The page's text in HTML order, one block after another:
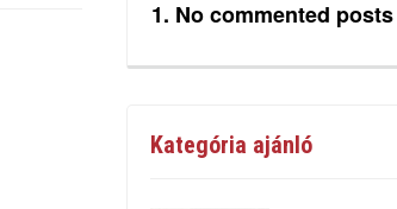
No commented
Kategória ajánló